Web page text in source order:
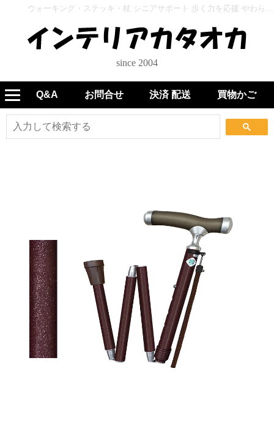
ウォーキング・ステッキ・杖 シニアサポート 歩く力を応援 やわらかグリップステッキ 折畳 WB5317 ワインレッド - インテリアカタオカ
since 2004
Q&A お問合せ 決済 配送 買物かご